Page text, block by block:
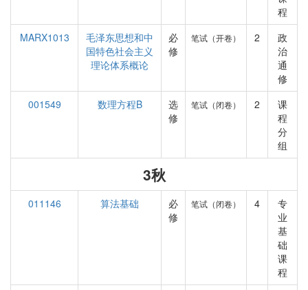
程
MARX1013
毛泽东思想和中
国特色社会主义
理论体系概论
必
修
笔试（开卷） 2
政
治
通
修
001549
数理方程B
选
修
笔试（闭卷） 2
课
程
分
组
3秋
011146 算法基础
必
修
笔试（闭卷） 4
专
业
基
础
课
程